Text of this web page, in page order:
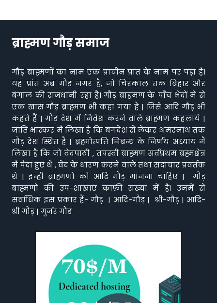
ब्राह्मण गौड़ समाज
गौड़ ब्राह्मणों का नाम एक प्राचीन प्रांत के नाम पर पड़ा है।
यह प्रांत अब गौड़ नगर है, जो चिरकाल तक बिहार और
बंगाल की राजधानी रहा है। गौड़ ब्राहमण के पाँच भेदों में से
एक खास गौड़ ब्राह्मण भी कहा गया है | जिसे आदि गौड़ भी
कहते हैं | गौड़ देश में निवेश करने वाले ब्राह्मण कहलाये |
जाति भास्कर मैं लिखा है कि बंगदेश से लेकर अमरनाथ तक
गौड़ देश स्थित है | ब्रह्मोत्पत्ति निबन्ध के निर्णय अध्याय मैं
लिखा है कि जो वेदपाठी , तपस्वी ब्राह्मण सर्वप्रथम ब्रह्मक्षेत्र
मैं पैदा हुए थे , वेद के धारण करने वाले तथा सदाचार प्रवर्तक
थे | इन्ही ब्राह्मणो को आदि गौड़ मानना चाहिए | गौड़
ब्राह्मणों की उप-शाखाएं काफ़ी संख्या में हैं। उनमें से
सर्वाधिक इस प्रकार हैं- गौड़ | आदि-गौड़ | श्री-गौड़ | आदि-
श्री गौड़ | गुर्जर गौड़